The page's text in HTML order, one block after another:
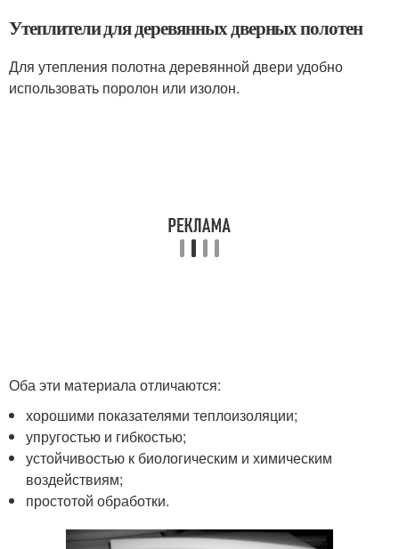
Утеплители для деревянных дверных полотен
Для утепления полотна деревянной двери удобно
использовать поролон или изолон.
Оба эти материала отличаются:
хорошими показателями теплоизоляции;
упругостью и гибкостью;
устойчивостью к биологическим и химическим
воздействиям;
простотой обработки.